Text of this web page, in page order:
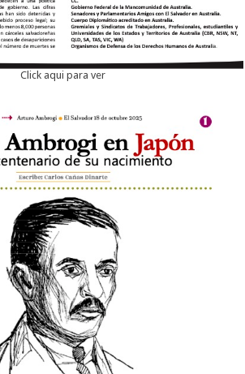
Click aqui para ver